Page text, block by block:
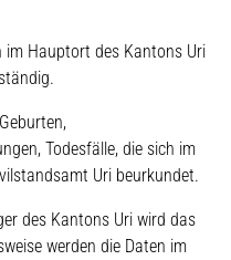
im Hauptort des Kantons Uri
Todesfälle, die sich im
Uri beurkundet.
des Kantons Uri wird das
werden die Daten im